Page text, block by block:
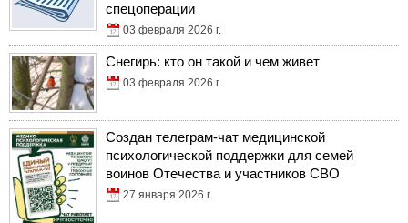
спецоперации
03 февраля 2026 г.
Снегирь: кто он такой и чем живет
03 февраля 2026 г.
Создан телеграм-чат медицинской
психологической поддержки для семей
воинов Отечества и участников СВО
27 января 2026 г.